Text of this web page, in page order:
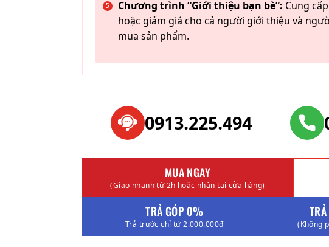
Chương trình “Giới thiệu bạn bè”: Cung
hoặc giảm giá cho cả người giới thiệu và
mua sản phẩm.
0913.225.494
MUA NGAY
(Giao nhanh từ 2h hoặc nhận tại cửa hàng)
TRẢ GÓP 0%
Trả trước chỉ từ 2.000.000đ (Không